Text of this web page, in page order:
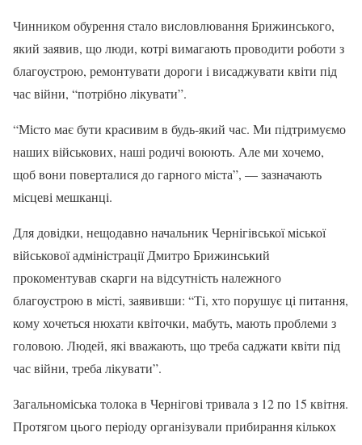
Чинником обурення стало висловлювання Брижинського,
який заявив, що люди, котрі вимагають проводити роботи з
благоустрою, ремонтувати дороги і висаджувати квіти під
час війни, “потрібно лікувати”.
“Місто має бути красивим в будь-який час. Ми підтримуємо
наших військових, наші родичі воюють. Але ми хочемо,
щоб вони поверталися до гарного міста”, — зазначають
місцеві мешканці.
Для довідки, нещодавно начальник Чернігівської міської
військової адміністрації Дмитро Брижинський
прокоментував скарги на відсутність належного
благоустрою в місті, заявивши: “Ті, хто порушує ці питання,
кому хочеться нюхати квіточки, мабуть, мають проблеми з
головою. Людей, які вважають, що треба саджати квіти під
час війни, треба лікувати”.
Загальноміська толока в Чернігові тривала з 12 по 15 квітня.
Протягом цього періоду організували прибирання кількох